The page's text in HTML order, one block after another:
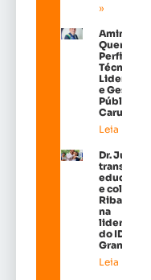
»
Amin
Quemel:
Perfil
Técnico de
Liderança
e Gestão
Pública em
Carutapera
Leia mais »
Dr. Julinho
transforma
educação
e coloca
Ribamar
na
liderança
do IDEB na
Grande Ilh
Leia mais »